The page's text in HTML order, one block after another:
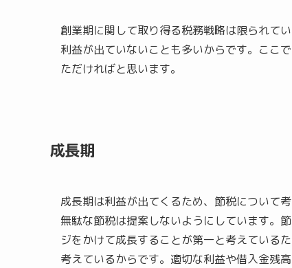
創業期に関して取り得る税務戦略は限られて
利益が出ていないことも多いからです。ここ
ただければと思います。
成長期
成長期は利益が出てくるため、節税について
無駄な節税は提案しないようにしています。
ジをかけて成長することが第一と考えている
考えているからです。適切な利益や借入金残